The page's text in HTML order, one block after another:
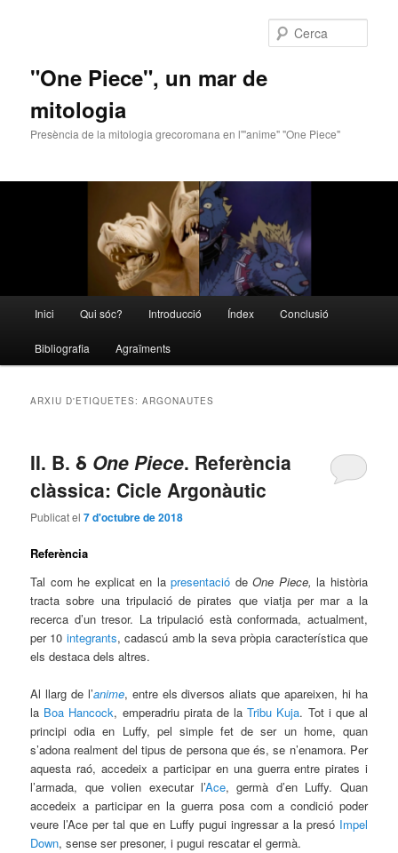
"One Piece", un mar de
mitologia
Presència de la mitologia grecoromana en l'"anime" "One Piece"
principal
Aneu
al
Aneu
al
Inici Qui sóc? Introducció Índex Conclusió
Bibliografia Agraïments
ARXIU D'ETIQUETES:ARGONAUTES
II. B. δ One Piece. Referència
clàssica: Cicle Argonàutic
Publicat el7 d'octubre de 2018
Referència
Tal com he explicat en lapresentació deOne Piece, la història
tracta sobre una tripulació de pirates que viatja per mar a la
recerca d’un tresor. La tripulació està conformada, actualment,
per 10 integrants, cadascú amb la seva pròpia característica que
els destaca dels altres.
Al llarg de l’anime, entre els diversos aliats que apareixen, hi ha
la Boa Hancock, emperadriu pirata de laTribu Kuja. Tot i que al
principi odia en Luffy, pel simple fet de ser un home, quan
s’adona realment del tipus de persona que és, se n’enamora. Per
aquesta raó, accedeix a participar en una guerra entre pirates i
l’armada, que volien executar l’Ace, germà d’en Luffy. Quan
accedeix a participar en la guerra posa com a condició poder
veure l’Ace per tal que en Luffy pugui ingressar a la presó Impel
Down, sense ser presoner, i pugui rescatar el germà.